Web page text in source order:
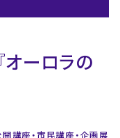
オーロラの